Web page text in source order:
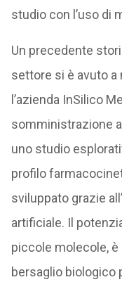
studio con l’uso di
Un precedente
settore si è avuto a
l’azienda InSilico
somministrazione
uno studio
profilo
sviluppato grazie
artificiale. Il
piccole molecole,
bersaglio biologico